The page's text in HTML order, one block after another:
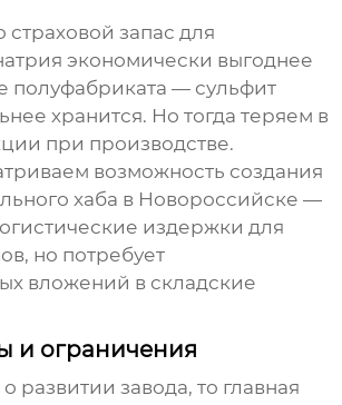
страховой запас для
экономически выгоднее
полуфабриката — сульфит
хранится. Но тогда теряем в
при производстве.
возможность создания
хаба в Новороссийске —
издержки для
но потребует
вложений в складские
и ограничения
о развитиизавода, то главная